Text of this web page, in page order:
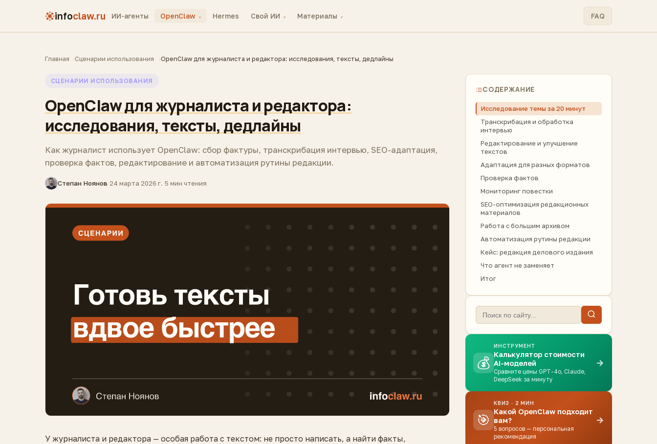
infoclaw.ru ИИ-агенты OpenClaw ▾ Hermes Свой ИИ ▾ Материалы ▾ FAQ
Главная Сценарии использования OpenClaw для журналиста и редактора: исследования, тексты, дедлайны
СЦЕНАРИИ ИСПОЛЬЗОВАНИЯ
OpenClaw для журналиста и редактора:
исследования, тексты, дедлайны
Как журналист использует OpenClaw: сбор фактуры, транскрибация интервью, SEO-адаптация,
проверка фактов, редактирование и автоматизация рутины редакции.
Степан Ноянов·24 марта 2026 г.·5 мин чтения
У журналиста и редактора — особая работа с текстом: не просто написать, а найти факты,
СОДЕРЖАНИЕ
Исследование темы за 20 минут
Транскрибация и обработка
интервью
Редактирование и улучшение
текстов
Адаптация для разных форматов
Проверка фактов
Мониторинг повестки
SEO-оптимизация редакционных
материалов
Работа с большим архивом
Автоматизация рутины редакции
Кейс: редакция делового издания
Что агент не заменяет
Итог
💰
ИНСТРУМЕНТ
Калькулятор стоимости
AI-моделей
Сравните цены GPT-4o, Claude,
DeepSeek за минуту
→
🎯
КВИЗ · 2 МИН
Какой OpenClaw подходит
вам?
5 вопросов — персональная
рекомендация
→